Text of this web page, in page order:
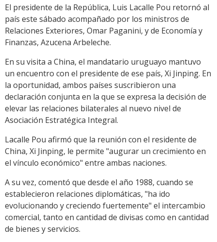
Link
El presidente de la República, Luis Lacalle Pou retornó al
país este sábado acompañado por los ministros de
Relaciones Exteriores, Omar Paganini, y de Economía y
Finanzas, Azucena Arbeleche.
En su visita a China, el mandatario uruguayo mantuvo
un encuentro con el presidente de ese país, Xi Jinping. En
la oportunidad, ambos países suscribieron una
declaración conjunta en la que se expresa la decisión de
elevar las relaciones bilaterales al nuevo nivel de
Asociación Estratégica Integral.
Lacalle Pou afirmó que la reunión con el residente de
China, Xi Jinping, le permite "augurar un crecimiento en
el vínculo económico" entre ambas naciones.
A su vez, comentó que desde el año 1988, cuando se
establecieron relaciones diplomáticas, "ha ido
evolucionando y creciendo fuertemente" el intercambio
comercial, tanto en cantidad de divisas como en cantidad
de bienes y servicios.